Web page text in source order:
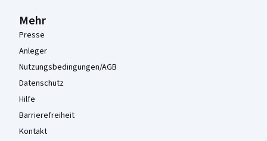
Mehr
Presse
Anleger
Nutzungsbedingungen/AGB
Datenschutz
Hilfe
Barrierefreiheit
Kontakt